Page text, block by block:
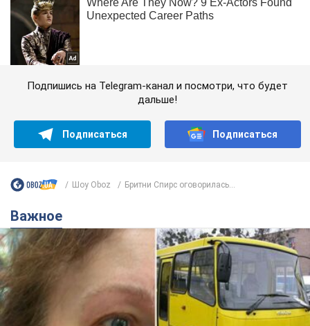
Подпишись на Telegram-канал и посмотри, что будет
дальше!
Подписаться Подписаться
Шоу Oboz Бритни Спирс оговорилась...
Важное